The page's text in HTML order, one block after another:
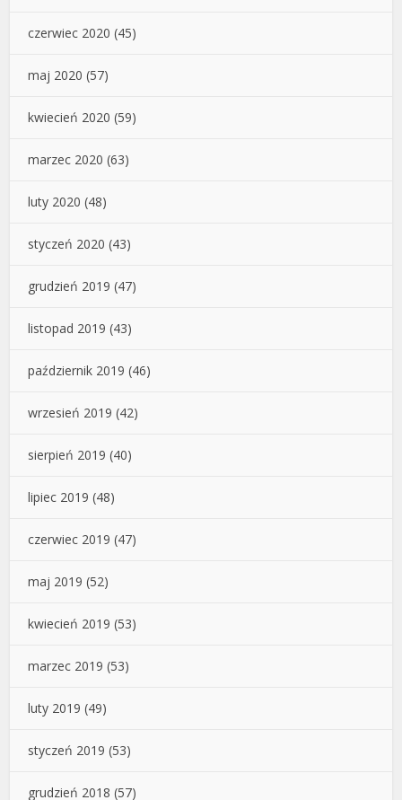
czerwiec 2020 (45)
maj 2020 (57)
kwiecień 2020 (59)
marzec 2020 (63)
luty 2020 (48)
styczeń 2020 (43)
grudzień 2019 (47)
listopad 2019 (43)
październik 2019 (46)
wrzesień 2019 (42)
sierpień 2019 (40)
lipiec 2019 (48)
czerwiec 2019 (47)
maj 2019 (52)
kwiecień 2019 (53)
marzec 2019 (53)
luty 2019 (49)
styczeń 2019 (53)
grudzień 2018 (57)